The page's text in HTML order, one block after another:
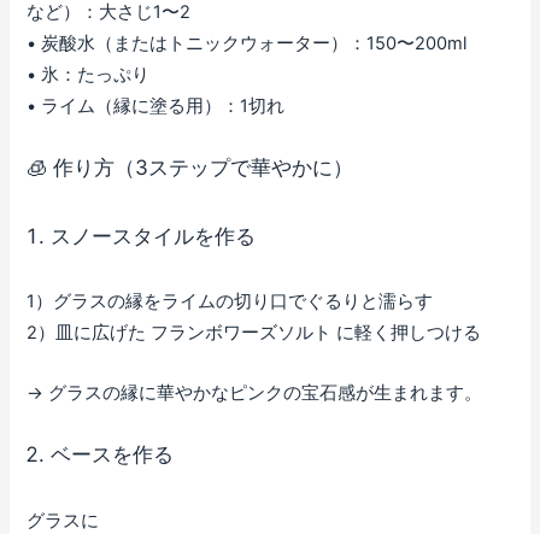
など）：大さじ1〜2
• 炭酸水（またはトニックウォーター）：150〜200ml
• 氷：たっぷり
• ライム（縁に塗る用）：1切れ
🧊 作り方（3ステップで華やかに）
スノースタイルを作る
1）グラスの縁をライムの切り口でぐるりと濡らす
2）皿に広げた フランボワーズソルト に軽く押しつける
→ グラスの縁に華やかなピンクの宝石感が生まれます。
ベースを作る
グラスに